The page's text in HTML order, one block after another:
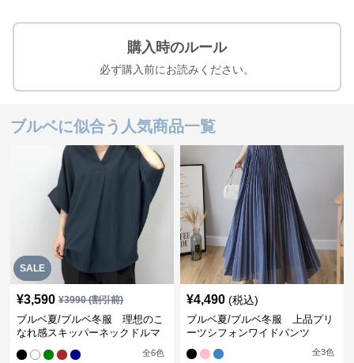
購入時のルール
必ず購入前にお読みください。
ブルベに似合う人気商品一覧
SALE
¥3,590 ¥3990(割引前)
ブルベ夏/ブルベ冬服 理想のこ
なれ感スキッパーネックドルマ
全6色
¥4,490 (税込)
ブルベ夏/ブルベ冬服 上品プリ
ーツシフォンワイドパンツ
全3色